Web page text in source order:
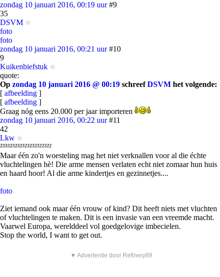
zondag 10 januari 2016, 00:19 uur #9
35
DSVM
foto
foto
zondag 10 januari 2016, 00:21 uur #10
9
Kuikenbiefstuk
quote:
Op zondag 10 januari 2016 @ 00:19 schreefDSVM het volgende:
[ afbeelding ]
[ afbeelding ]
Graag nóg eens 20.000 per jaar importeren
zondag 10 januari 2016, 00:22 uur #11
42
Lkw
²³³³²³²³²³²³²³²³²²³²²
Maar één zo'n woesteling mag het niet verknallen voor al die échte
vluchtelingen hè! Die arme mensen verlaten echt niet zomaar hun huis
en haard hoor! Al die arme kindertjes en gezinnetjes....
foto
Ziet iemand ook maar één vrouw of kind? Dit heeft niets met vluchten
of vluchtelingen te maken. Dit is een invasie van een vreemde macht.
Vaarwel Europa, werelddeel vol goedgelovige imbecielen.
Stop the world, I want to get out.
▼ Advertentie door Refinery89